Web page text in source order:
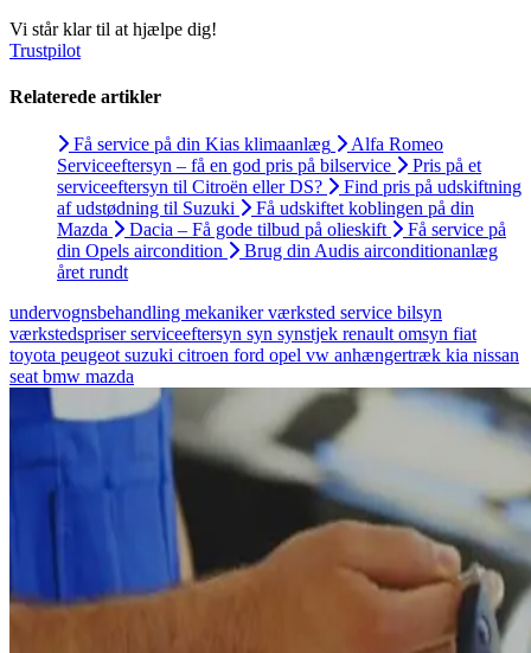
Vi står klar til at hjælpe dig!
Trustpilot
Relaterede artikler
Få service på din Kias klimaanlæg
Alfa Romeo
Serviceeftersyn – få en god pris på bilservice
Pris på et
serviceeftersyn til Citroën eller DS?
Find pris på udskiftning
af udstødning til Suzuki
Få udskiftet koblingen på din
Mazda
Dacia – Få gode tilbud på olieskift
Få service på
din Opels aircondition
Brug din Audis airconditionanlæg
året rundt
undervognsbehandling mekanikerværksted service bilsyn
værkstedspriserserviceeftersyn syn synstjek renault omsyn fiat
toyota peugeot suzuki citroen ford opel vw anhængertræk kia nissan
seat bmw mazda